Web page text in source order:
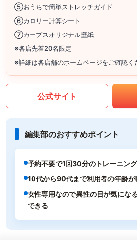
⑤おうちで簡単ストレッチガイド
⑥カロリー計算シート
⑦カーブスオリジナル壁紙
※各店先着20名限定
※詳細は各店舗のホームページをご確認く
公式サイト
編集部のおすすめポイント
予約不要で1回30分のトレーニン
10代から90代まで利用者の年齢が
女性専用なので異性の目が気にな
できる